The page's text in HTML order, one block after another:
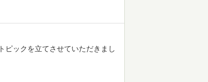
ピックを立てさせていただきまし